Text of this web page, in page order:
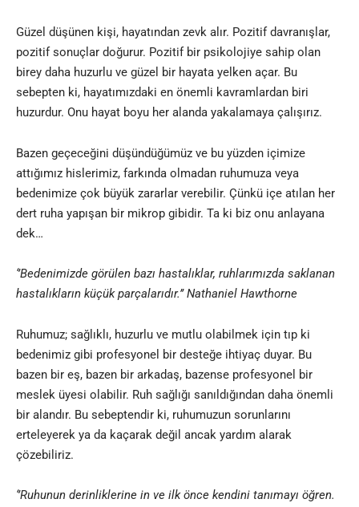
Güzel düşünen kişi, hayatından zevk alır. Pozitif davranışlar,
pozitif sonuçlar doğurur. Pozitif bir psikolojiye sahip olan
birey daha huzurlu ve güzel bir hayata yelken açar. Bu
sebepten ki, hayatımızdaki en önemli kavramlardan biri
huzurdur. Onu hayat boyu her alanda yakalamaya çalışırız.
Bazen geçeceğini düşündüğümüz ve bu yüzden içimize
attığımız hislerimiz, farkında olmadan ruhumuza veya
bedenimize çok büyük zararlar verebilir. Çünkü içe atılan her
dert ruha yapışan bir mikrop gibidir. Ta ki biz onu anlayana
dek…
‘’Bedenimizde görülen bazı hastalıklar, ruhlarımızda saklanan
hastalıkların küçük parçalarıdır.’’ Nathaniel Hawthorne
Ruhumuz; sağlıklı, huzurlu ve mutlu olabilmek için tıp ki
bedenimiz gibi profesyonel bir desteğe ihtiyaç duyar. Bu
bazen bir eş, bazen bir arkadaş, bazense profesyonel bir
meslek üyesi olabilir. Ruh sağlığı sanıldığından daha önemli
bir alandır. Bu sebeptendir ki, ruhumuzun sorunlarını
erteleyerek ya da kaçarak değil ancak yardım alarak
çözebiliriz.
‘’Ruhunun derinliklerine in ve ilk önce kendini tanımayı öğren.